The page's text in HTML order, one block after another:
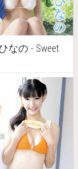
なの - Sweet